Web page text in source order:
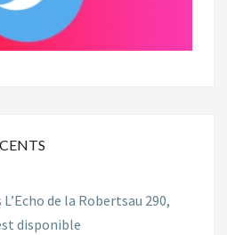
L’Echo de la Robertsau 290,
disponible